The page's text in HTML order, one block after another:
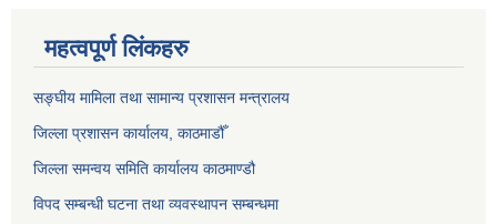
महत्वपूर्ण लिंकहरु
सङ्‍घीय मामिला तथा सामान्य प्रशासन मन्त्रालय
जिल्ला प्रशासन कार्यालय, काठमाडौँ
जिल्ला समन्वय समिति कार्यालय काठमाण्ड‌ौ
विपद सम्बन्धी घटना तथा व्यवस्थापन सम्बन्धमा